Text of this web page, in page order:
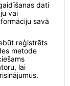
dati
vai
savā
reģistrēts
metode
lai